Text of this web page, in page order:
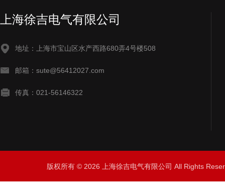
上海徐吉电气有限公司
地址：上海市宝山区水产西路680弄4号楼508
邮箱：sute@56412027.com
传真：021-56146322
版权所有 © 2026 上海徐吉电气有限公司 All Rights